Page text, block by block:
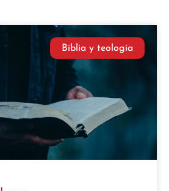
Biblia y teología